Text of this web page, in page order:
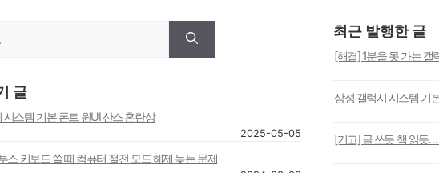
글
시스템 기본 폰트 원UI 산스 혼란상
2025-05-05
스 키보드 쓸 때 컴퓨터 절전 모드 해제 늦는 문제
최근 발행한 글
[해결] 1분을 못 가는 갤
삼성 갤럭시 시스템 기
[기고] 글 쓰듯 책 읽듯